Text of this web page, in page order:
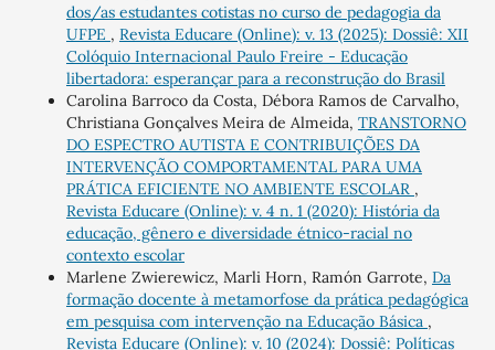
dos/as estudantes cotistas no curso de pedagogia da
UFPE , Revista Educare (Online): v. 13 (2025): Dossiê: XII
Colóquio Internacional Paulo Freire - Educação
libertadora: esperançar para a reconstrução do Brasil
Carolina Barroco da Costa, Débora Ramos de Carvalho,
Christiana Gonçalves Meira de Almeida, TRANSTORNO
DO ESPECTRO AUTISTA E CONTRIBUIÇÕES DA
INTERVENÇÃO COMPORTAMENTAL PARA UMA
PRÁTICA EFICIENTE NO AMBIENTE ESCOLAR ,
Revista Educare (Online): v. 4 n. 1 (2020): História da
educação, gênero e diversidade étnico-racial no
contexto escolar
Marlene Zwierewicz, Marli Horn, Ramón Garrote, Da
formação docente à metamorfose da prática pedagógica
em pesquisa com intervenção na Educação Básica ,
Revista Educare (Online): v. 10 (2024): Dossiê: Políticas